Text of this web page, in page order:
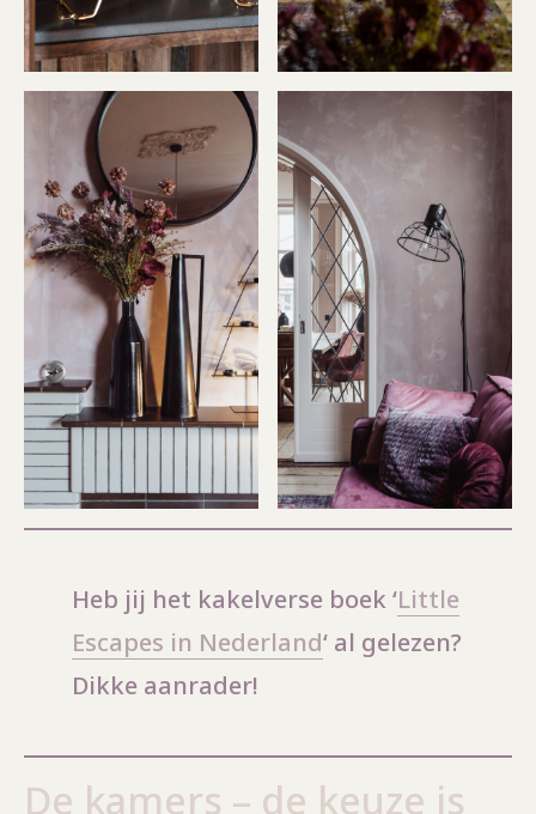
Heb jij het kakelverse boek ‘Little
Escapes in Nederland‘ al gelezen?
Dikke aanrader!
De kamers – de keuze is